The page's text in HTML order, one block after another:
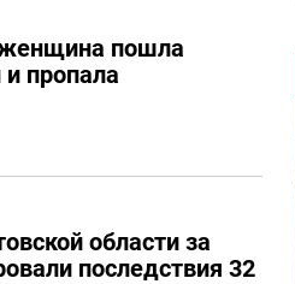
пошла
пропала
области за
последствия 32